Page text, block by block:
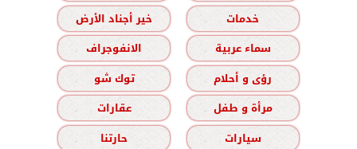
خدمات
خير أجناد الأرض
سماء عربية
الانفوجراف
رؤى و أحلام
توك شو
مرأة و طفل
عقارات
سيارات
حارتنا